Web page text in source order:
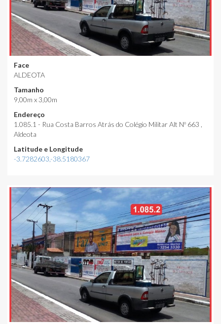
Face
ALDEOTA
Tamanho
9,00m x 3,00m
Endereço
1.085.1 - Rua Costa Barros Atrás do Colégio Militar Alt Nº 663 ,
Aldeota
Latitude e Longitude
-3.7282603,-38.5180367